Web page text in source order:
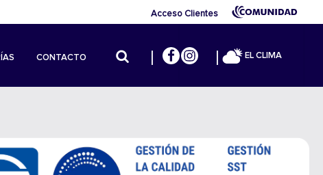
Acceso Clientes
CONTACTO EL CLIMA